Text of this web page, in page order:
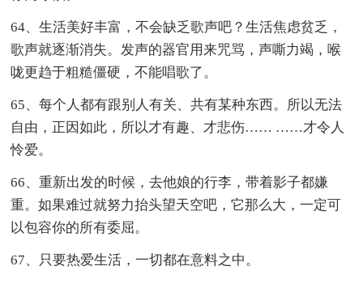
64、生活美好丰富，不会缺乏歌声吧？生活焦虑贫乏，
歌声就逐渐消失。发声的器官用来咒骂，声嘶力竭，喉
咙更趋于粗糙僵硬，不能唱歌了。
65、每个人都有跟别人有关、共有某种东西。所以无法
自由，正因如此，所以才有趣、才悲伤…… ……才令人
怜爱。
66、重新出发的时候，去他娘的行李，带着影子都嫌
重。如果难过就努力抬头望天空吧，它那么大，一定可
以包容你的所有委屈。
67、只要热爱生活，一切都在意料之中。